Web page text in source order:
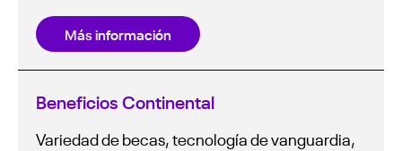
Más información
Beneficios Continental
Variedad de becas, tecnología de vanguardia,